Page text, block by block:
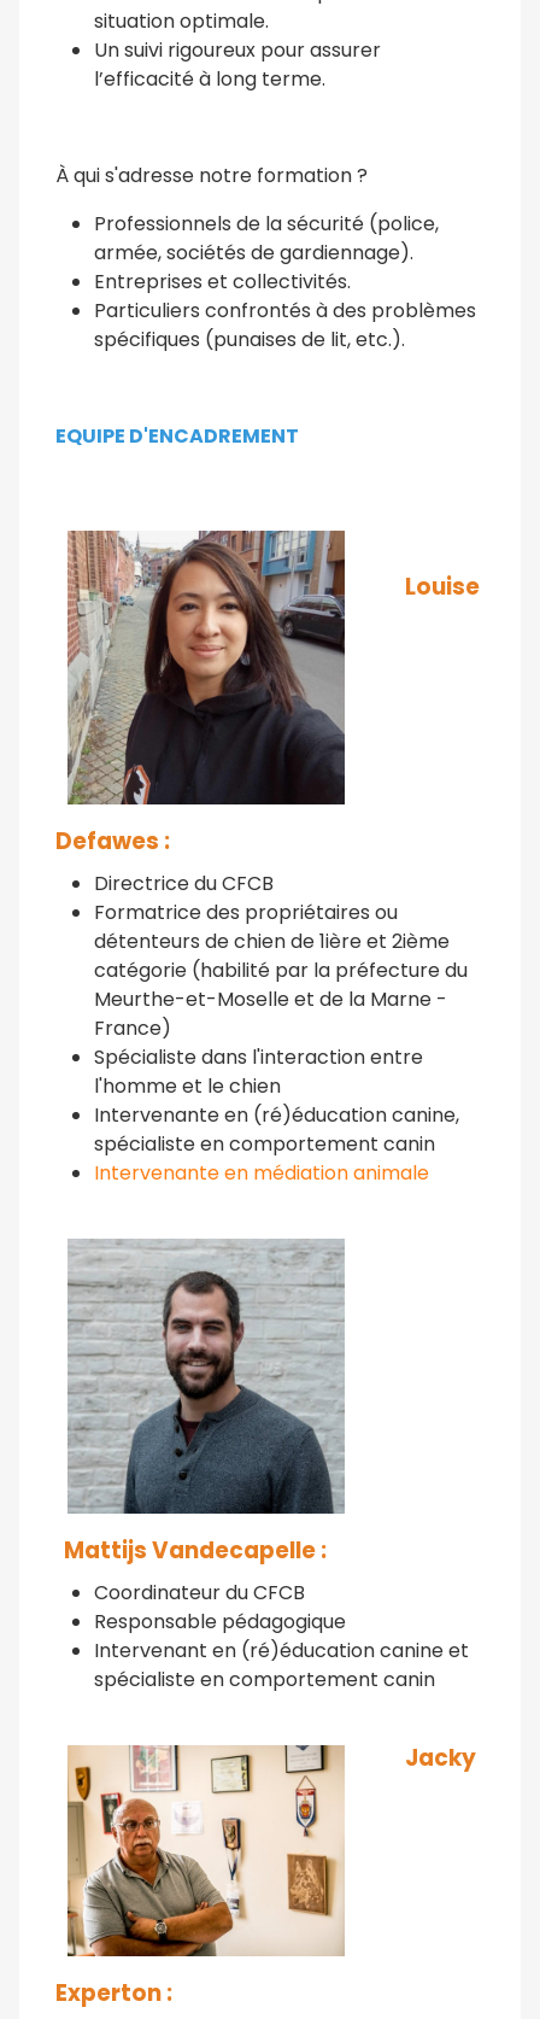
situation optimale.
Un suivi rigoureux pour assurer
l’efficacité à long terme.
À qui s'adresse notre formation ?
Professionnels de la sécurité (police,
armée, sociétés de gardiennage).
Entreprises et collectivités.
Particuliers confrontés à des problèmes
spécifiques (punaises de lit, etc.).
EQUIPE D'ENCADREMENT
Louise
Defawes :
Directrice du CFCB
Formatrice des propriétaires ou
détenteurs de chien de 1ière et 2ième
catégorie (habilité par la préfecture du
Meurthe-et-Moselle et de la Marne -
France)
Spécialiste dans l'interaction entre
l'homme et le chien
Intervenante en (ré)éducation canine,
spécialiste en comportement canin
Intervenante en médiation animale
Mattijs Vandecapelle :
Coordinateur du CFCB
Responsable pédagogique
Intervenant en (ré)éducation canine et
spécialiste en comportement canin
Jacky
Experton :